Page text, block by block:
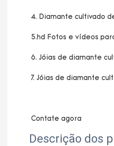
5.hd Fotos e vídeos
Descrição dos